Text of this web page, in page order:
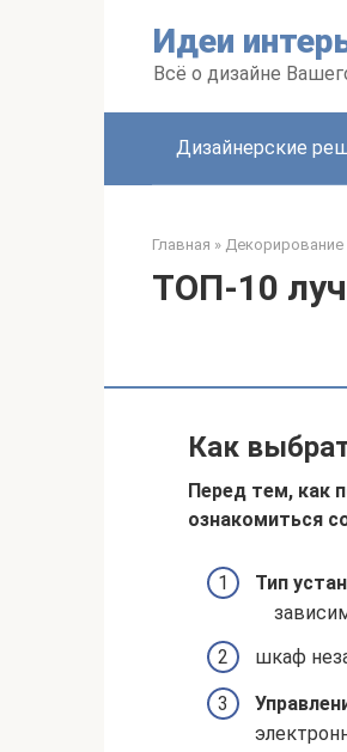
Идеи
Всё о дизайне
Дизайнерские
Главная » Декорирование
ТОП-10
Как
Перед тем, как
ознакомиться
Тип
шкаф